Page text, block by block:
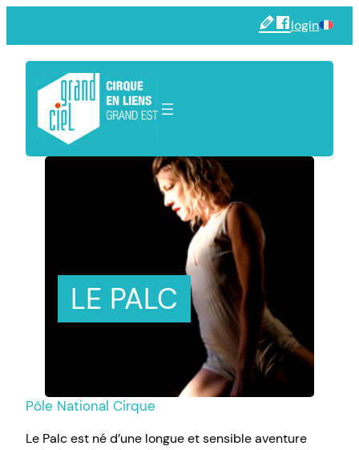
content
login
LE PALC
Pôle National Cirque
Le Palc est né d’une longue et sensible aventure